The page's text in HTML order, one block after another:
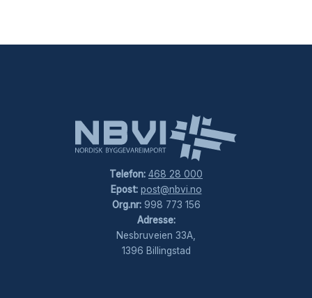
Telefon: 468 28 000
Epost: post@nbvi.no
Org.nr:998 773 156
Adresse:
Nesbruveien 33A,
1396 Billingstad